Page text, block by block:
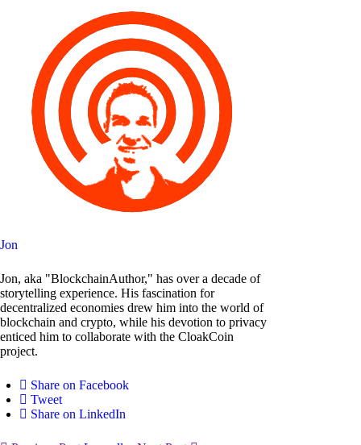
Jon
Jon, aka "BlockchainAuthor," has over a decade of
storytelling experience. His fascination for
decentralized economies drew him into the world of
blockchain and crypto, while his devotion to privacy
enticed him to collaborate with the CloakCoin
project.
Share on Facebook
Tweet
Share on LinkedIn